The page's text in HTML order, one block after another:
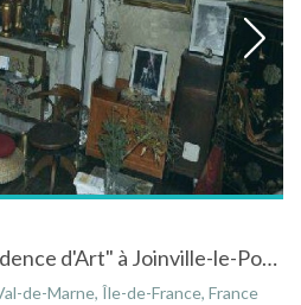
Maison d'hôte "La Résidence d'Art" à Joinville-le-Pont près de Paris en Ile-de-France
de-Marne, Île-de-France, France